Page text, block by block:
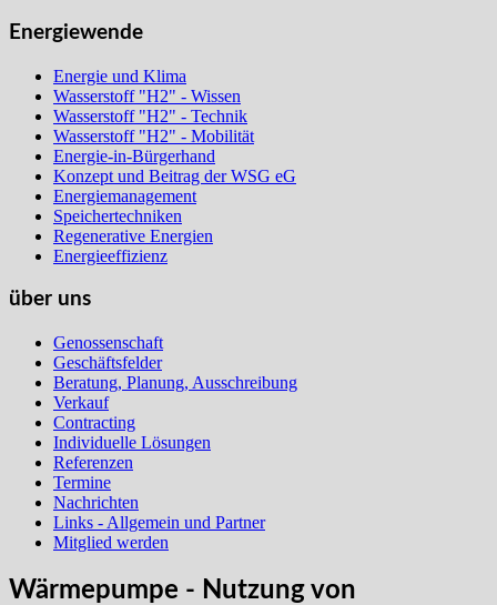
Energiewende
Energie und Klima
Wasserstoff "H2" - Wissen
Wasserstoff "H2" - Technik
Wasserstoff "H2" - Mobilität
Energie-in-Bürgerhand
Konzept und Beitrag der WSG eG
Energiemanagement
Speichertechniken
Regenerative Energien
Energieeffizienz
über uns
Genossenschaft
Geschäftsfelder
Beratung, Planung, Ausschreibung
Verkauf
Contracting
Individuelle Lösungen
Referenzen
Termine
Nachrichten
Links - Allgemein und Partner
Mitglied werden
Wärmepumpe - Nutzung von